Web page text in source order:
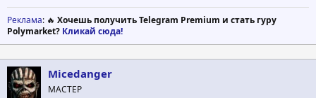
Реклама: 🔥 Хочешь получить Telegram Premium и стать гуру
Polymarket? Кликай сюда!
Micedanger
МАСТЕР